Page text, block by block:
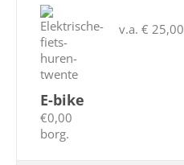
E-bike
€0,00
borg.
v.a. € 25,00